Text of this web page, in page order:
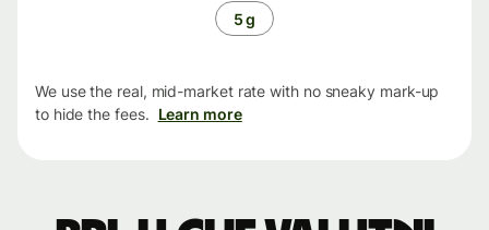
5 g
We use the real, mid-market rate with no sneaky mark-up
to hide the fees. Learn more